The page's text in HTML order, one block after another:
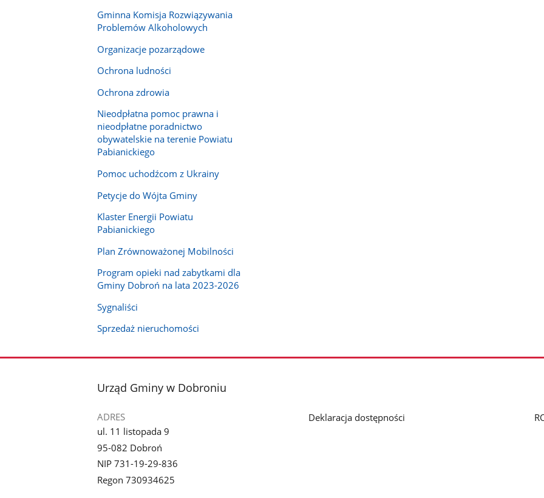
Gminna Komisja Rozwiązywania
Problemów Alkoholowych
Organizacje pozarządowe
Ochrona ludności
Ochrona zdrowia
Nieodpłatna pomoc prawna i
nieodpłatne poradnictwo
obywatelskie na terenie Powiatu
Pabianickiego
Pomoc uchodźcom z Ukrainy
Petycje do Wójta Gminy
Klaster Energii Powiatu
Pabianickiego
Plan Zrównoważonej Mobilności
Program opieki nad zabytkami dla
Gminy Dobroń na lata 2023-2026
Sygnaliści
Sprzedaż nieruchomości
stopka
Urząd Gminy w Dobroniu
ADRES
ul. 11 listopada 9
95-082 Dobroń
NIP 731-19-29-836
Regon 730934625
Deklaracja dostępności